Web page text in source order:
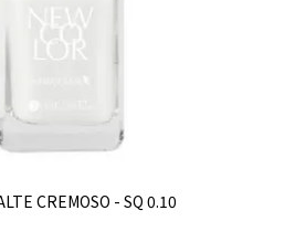
CREMOSO - SQ 0.10